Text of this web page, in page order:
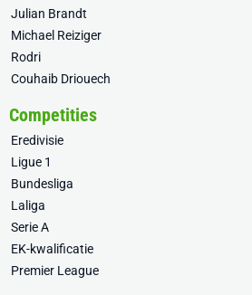
Julian Brandt
Michael Reiziger
Rodri
Couhaib Driouech
Competities
Eredivisie
Ligue 1
Bundesliga
Laliga
Serie A
EK-kwalificatie
Premier League